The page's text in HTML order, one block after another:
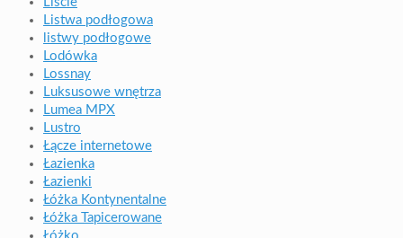
Listwa podłogowa
listwy podłogowe
Lodówka
Lossnay
Luksusowe wnętrza
Lumea MPX
Lustro
Łącze internetowe
Łazienka
Łazienki
Łóżka Kontynentalne
Łóżka Tapicerowane
Łóżko